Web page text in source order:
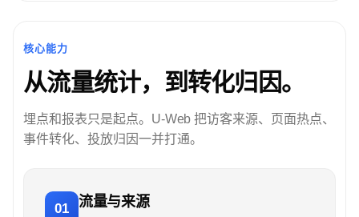
核心能力
从流量统计，到转化归因。
埋点和报表只是起点。U-Web 把访客来源、页面热点、
事件转化、投放归因一并打通。
01 流量与来源